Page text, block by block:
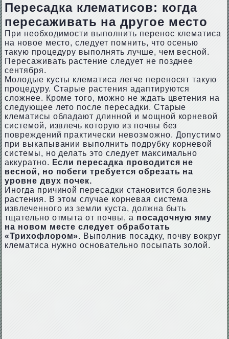
Пересадка клематисов: когда
пересаживать на другое место
При необходимости выполнить перенос клематиса
на новое место, следует помнить, что осенью
такую процедуру выполнять лучше, чем весной.
Пересаживать растение следует не позднее
сентября.
Молодые кусты клематиса легче переносят такую
процедуру. Старые растения адаптируются
сложнее. Кроме того, можно не ждать цветения на
следующее лето после пересадки. Старые
клематисы обладают длинной и мощной корневой
системой, извлечь которую из почвы без
повреждений практически невозможно. Допустимо
при выкапывании выполнить подрубку корневой
системы, но делать это следует максимально
аккуратно. Если пересадка проводится не
весной, но побеги требуется обрезать на
уровне двух почек.
Иногда причиной пересадки становится болезнь
растения. В этом случае корневая система
извлеченного из земли куста, должна быть
тщательно отмыта от почвы, а посадочную яму
на новом месте следует обработать
«Трихофлором». Выполнив посадку, почву вокруг
клематиса нужно основательно посыпать золой.